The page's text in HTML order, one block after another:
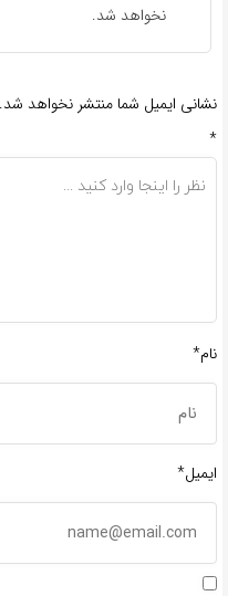
نخواهد شد.
نشانی ایمیل شما منتشر نخواهد شد.
*
نام*
ایمیل*